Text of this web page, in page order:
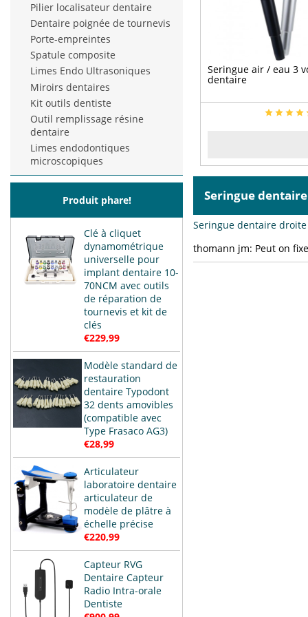
Pilier localisateur dentaire
Dentaire poignée de tournevis
Porte-empreintes
Spatule composite
Limes Endo Ultrasoniques
Miroirs dentaires
Kit outils dentiste
Outil remplissage résine
dentaire
Limes endodontiques
microscopiques
Produit phare!
Clé à cliquet
dynamométrique
universelle pour
implant dentaire 10-
70NCM avec outils
de réparation de
tournevis et kit de
clés
€229,99
Modèle standard de
restauration
dentaire Typodont
32 dents amovibles
(compatible avec
Type Frasaco AG3)
€28,99
Articulateur
laboratoire dentaire
articulateur de
modèle de plâtre à
échelle précise
€220,99
Capteur RVG
Dentaire Capteur
Radio Intra-orale
Dentiste
Seringue air / eau 3
dentaire
Seringue
Seringue dentaire droite
thomann jm: Peut on